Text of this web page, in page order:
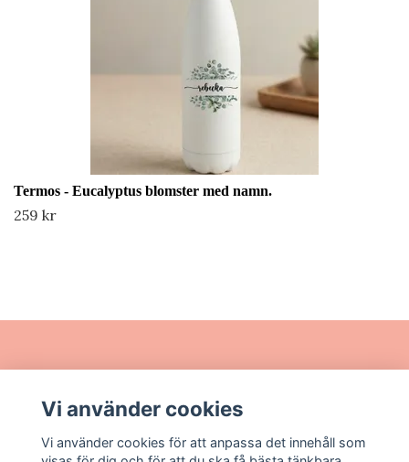
Termos - Eucalyptus blomster med namn.
259 kr
Sociala medier
Vi använder cookies
Vi använder cookies för att anpassa det innehåll som